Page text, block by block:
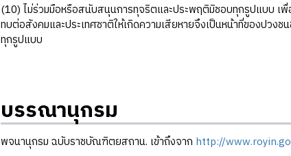
(10) ไม่ร่วมมือหรือสนับสนุนการทุจริตและประพฤติมิชอบทุกรูปแบบ เ
ทบต่อสังคมและประเทศชาติให้เกิดความเสียหายจึงเป็นหน้าที่ของปว
ทุกรูปแบบ
บรรณานุกรม
พจนานุกรม ฉบับราชบัณฑิตยสถาน. เข้าถึงจาก http://